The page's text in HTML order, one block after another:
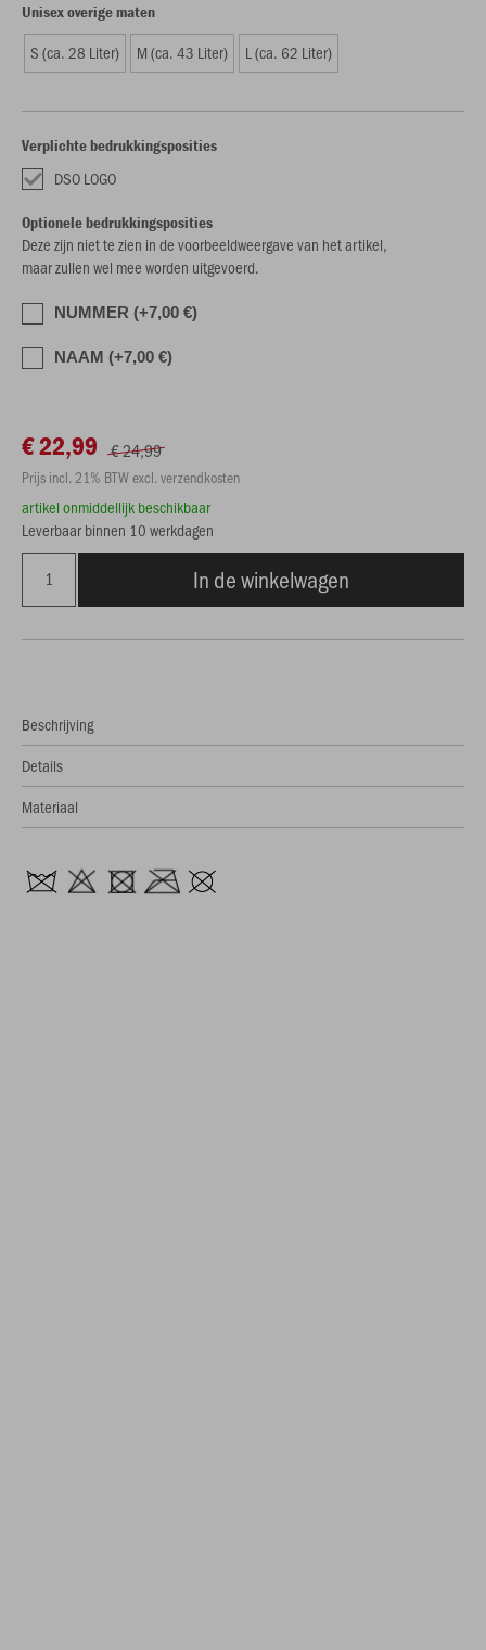
Unisex overige maten
S (ca. 28 Liter) M (ca. 43 Liter) L (ca. 62 Liter)
Verplichte bedrukkingsposities
DSO LOGO
Optionele bedrukkingsposities
Deze zijn niet te zien in de voorbeeldweergave van het artikel,
maar zullen wel mee worden uitgevoerd.
NUMMER (+7,00 €)
NAAM (+7,00 €)
€ 22,99 € 24,99
Prijs incl. 21% BTW excl. verzendkosten
artikel onmiddellijk beschikbaar
Leverbaar binnen 10 werkdagen
In de winkelwagen
Beschrijving
Details
Materiaal